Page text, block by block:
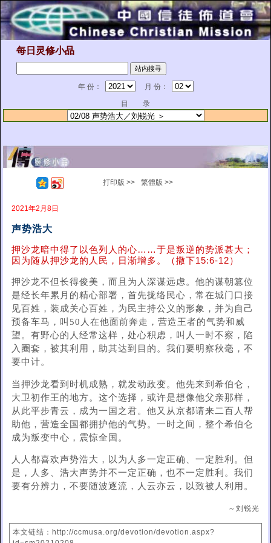
每日灵修小品
年 份：
月 份：
目 录
打印版 >> 繁體版 >>
2021年2月8日
声势浩大
押沙龙暗中得了以色列人的心……于是叛逆的势派甚大；
因为随从押沙龙的人民，日渐增多。（撒下15:6-12）
押沙龙不但长得俊美，而且为人深谋远虑。他的谋朝篡位
是经长年累月的精心部署，首先拢络民心，常在城门口接
见百姓，装成关心百姓，为民主持公义的形象，并为自己
预备车马，叫50人在他面前奔走，营造王者的气势和威
望。有野心的人经常这样，处心积虑，叫人一时不察，陷
入圈套，被其利用，助其达到目的。我们要明察秋毫，不
要中计。
当押沙龙看到时机成熟，就发动政变。他先来到希伯仑，
大卫初作王的地方。这个选择，或许是想像他父亲那样，
从此平步青云，成为一国之君。他又从京都请来二百人帮
助他，营造全国都拥护他的气势。一时之间，整个希伯仑
成为叛变中心，震惊全国。
人人都喜欢声势浩大，以为人多一定正确、一定胜利。但
是，人多、浩大声势并不一定正确，也不一定胜利。我们
要有分辨力，不要随波逐流，人云亦云，以致被人利用。
～刘锐光
本文链结：http://ccmusa.org/devotion/devotion.aspx?